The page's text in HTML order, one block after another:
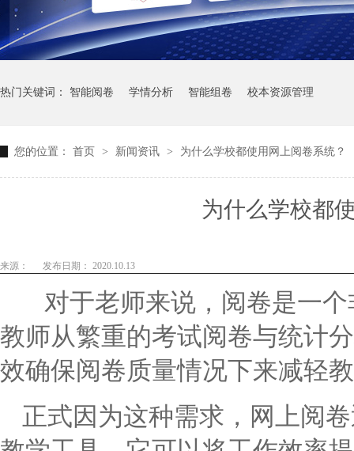
热门关键词： 智能阅卷 学情分析 智能组卷 校本资源管理
您的位置： 首页 > 新闻资讯 > 为什么学校都使用网上阅卷系统？
为什么学校都
来源： 发布日期： 2020.10.13
对于老师来说，阅卷是一
教师从繁重的考试阅卷与统计
效确保阅卷质量情况下来减轻
正式因为这种需求，网上阅